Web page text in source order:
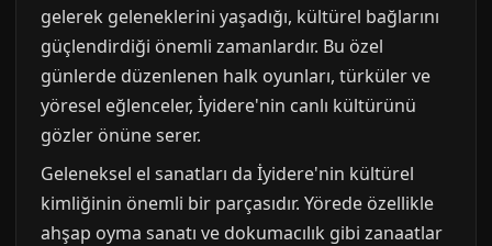
gelerek geleneklerini yaşadığı, kültürel bağlarını
güçlendirdiği önemli zamanlardır. Bu özel
günlerde düzenlenen halk oyunları, türküler ve
yöresel eğlenceler, İyidere'nin canlı kültürünü
gözler önüne serer.
Geleneksel el sanatları da İyidere'nin kültürel
kimliğinin önemli bir parçasıdır. Yörede özellikle
ahşap oyma sanatı ve dokumacılık gibi zanaatlar